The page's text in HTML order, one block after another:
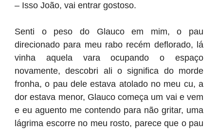
– Isso João, vai entrar gostoso.
Senti o peso do Glauco em mim, o pau
direcionado para meu rabo recém deflorado, lá
vinha aquela vara ocupando o espaço
novamente, descobri ali o significa do morde
fronha, o pau dele estava atolado no meu cu, a
dor estava menor, Glauco começa um vai e vem
e eu aguento me contendo para não gritar, uma
lágrima escorre no meu rosto, parece que o pau